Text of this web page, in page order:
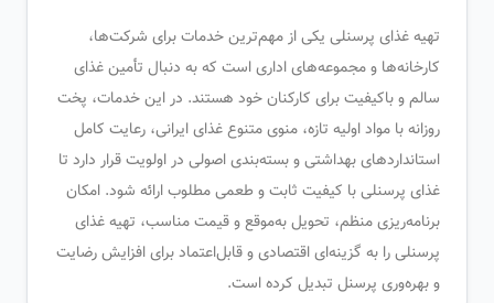
تهیه غذای پرسنلی یکی از مهم‌ترین خدمات برای شرکت‌ها،
کارخانه‌ها و مجموعه‌های اداری است که به دنبال تأمین غذای
سالم و باکیفیت برای کارکنان خود هستند. در این خدمات، پخت
روزانه با مواد اولیه تازه، منوی متنوع غذای ایرانی، رعایت کامل
استانداردهای بهداشتی و بسته‌بندی اصولی در اولویت قرار دارد تا
غذای پرسنلی با کیفیت ثابت و طعمی مطلوب ارائه شود. امکان
برنامه‌ریزی منظم، تحویل به‌موقع و قیمت مناسب، تهیه غذای
پرسنلی را به گزینه‌ای اقتصادی و قابل‌اعتماد برای افزایش رضایت
و بهره‌وری پرسنل تبدیل کرده است.